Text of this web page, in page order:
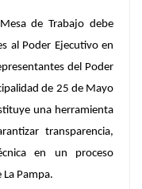
de Trabajo debe
al Poder Ejecutivo en
del Poder
de 25 de Mayo
una herramienta
transparencia,
en un proceso
Pampa.